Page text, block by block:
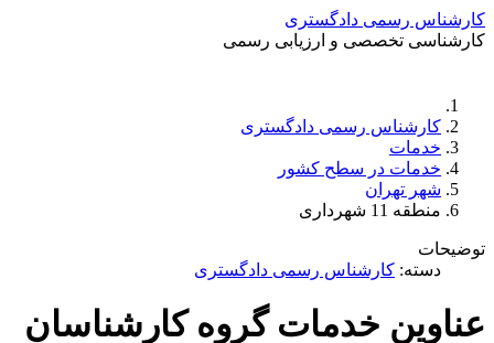
کارشناس رسمی دادگستری
کارشناسی تخصصی و ارزیابی رسمی
کارشناس رسمی دادگستری
خدمات
خدمات در سطح کشور
شهر تهران
منطقه 11 شهرداری
توضیحات
دسته:کارشناس رسمی دادگستری
عناوین خدمات گروه کارشناسان